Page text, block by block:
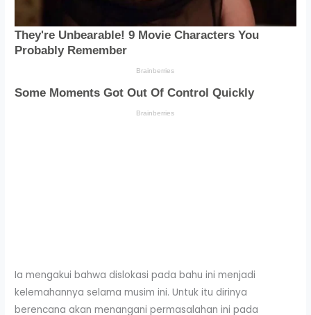
Ia mengakui bahwa dislokasi pada bahu ini menjadi
kelemahannya selama musim ini. Untuk itu dirinya
berencana akan menangani permasalahan ini pada